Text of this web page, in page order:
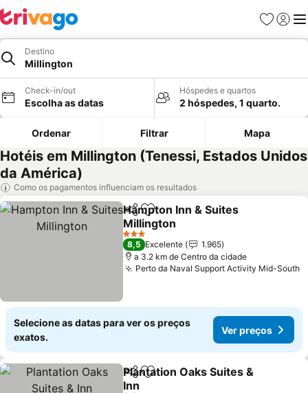
Favoritos
Iniciar
Destino
Millington
Check-in/out
Escolha as datas
Hóspedes e quartos
2 hóspedes, 1 quarto.
Ordenar Filtrar Mapa
Hotéis em Millington (Tenessi, Estados Unidos
da América)
Como os pagamentos influenciam os resultados
PartilharAdicionar aos favoritos
Hampton Inn & Suites
Millington
3 Estrelas
8,5 Excelente
1.965
a 3.2 km de Centro da cidade
Perto da Naval Support Activity Mid-South
Selecione as datas para ver os preços
exatos.
Ver preços
PartilharAdicionar aos favoritos
Plantation Oaks Suites &
Inn